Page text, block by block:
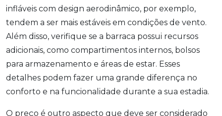
infláveis com design aerodinâmico, por exemplo,
tendem a ser mais estáveis em condições de vento.
Além disso, verifique se a barraca possui recursos
adicionais, como compartimentos internos, bolsos
para armazenamento e áreas de estar. Esses
detalhes podem fazer uma grande diferença no
conforto e na funcionalidade durante a sua estadia.
O preço é outro aspecto que deve ser considerado